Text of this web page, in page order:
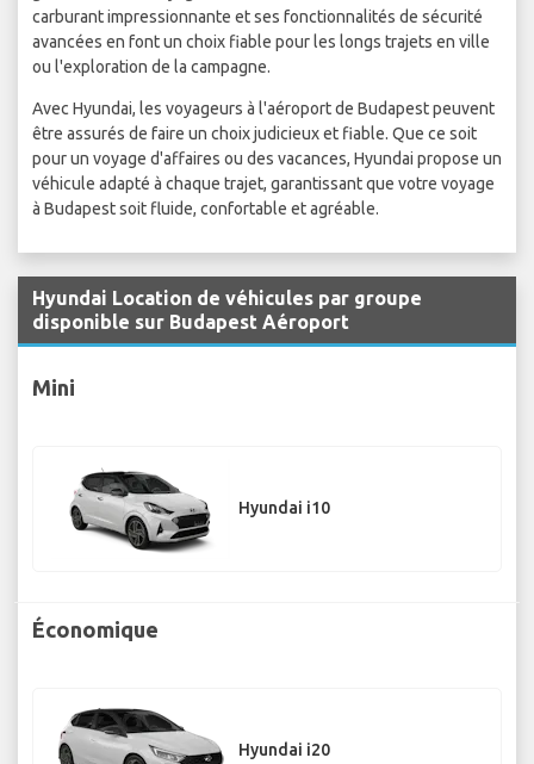
carburant impressionnante et ses fonctionnalités de sécurité
avancées en font un choix fiable pour les longs trajets en ville
ou l'exploration de la campagne.
Avec Hyundai, les voyageurs à l'aéroport de Budapest peuvent
être assurés de faire un choix judicieux et fiable. Que ce soit
pour un voyage d'affaires ou des vacances, Hyundai propose un
véhicule adapté à chaque trajet, garantissant que votre voyage
à Budapest soit fluide, confortable et agréable.
Hyundai Location de véhicules par groupe
disponible sur Budapest Aéroport
Mini
Hyundai i10
Économique
Hyundai i20